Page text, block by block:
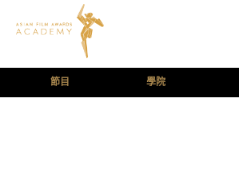
節目 學院